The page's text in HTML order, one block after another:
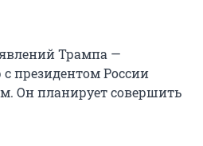
Трампа —
президентом России
Он планирует совершить